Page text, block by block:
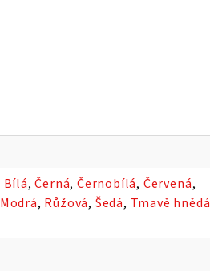
Bílá,Černá,Černobílá, Červená,
Modrá, Růžová, Šedá, Tmavě hnědá